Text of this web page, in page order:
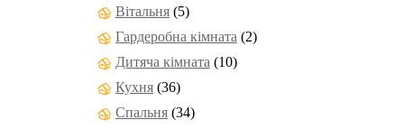
Вітальня (5)
Гардеробна кімната (2)
Дитяча кімната (10)
Кухня (36)
Спальня (34)